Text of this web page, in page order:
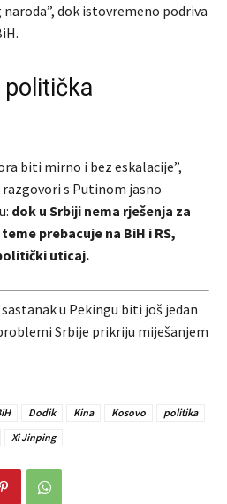
dok istovremeno podriva
biti mirno i bez eskalacije”,
s Putinom jasno
dok u Srbiji nema rješenja za
prebacuje na BiH i RS,
uticaj.
u Pekingu biti još jedan
Srbije prikriju miješanjem
Dodik Kina Kosovo
politika
Xi Jinping